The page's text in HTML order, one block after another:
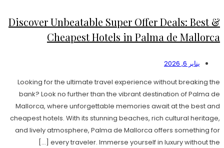
Discover Unbeatable Super Offer Deals: Best &
Cheapest Hotels in Palma de Mallorca
يناير 6, 2026
Looking for the ultimate travel experience without breaking the
bank? Look no further than the vibrant destination of Palma de
Mallorca, where unforgettable memories await at the best and
cheapest hotels. With its stunning beaches, rich cultural heritage,
and lively atmosphere, Palma de Mallorca offers something for
every traveler. Immerse yourself in luxury without the […]